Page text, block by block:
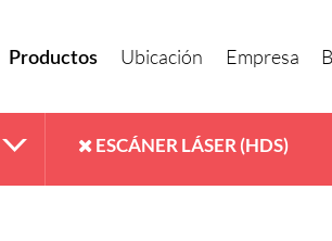
Productos Ubicación Empresa
ESCÁNER LÁSER (HDS)